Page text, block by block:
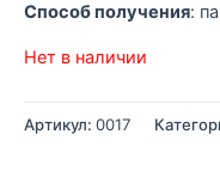
Способ получения:
Нет в наличии
Артикул: 0017